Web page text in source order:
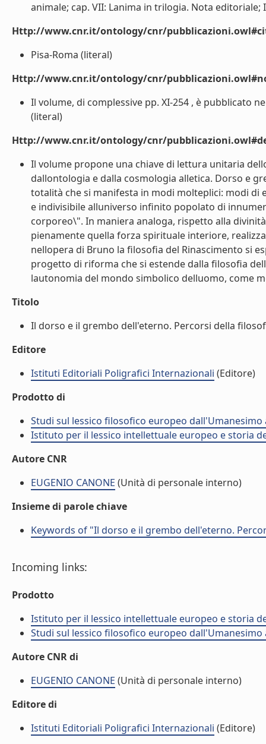
animale; cap. VII: Lanima in trilogia. Nota
Http://www.cnr.it/ontology/cnr/
Pisa-Roma (literal)
Http://www.cnr.it/ontology/cnr/
Il volume, di complessive pp. XI-254 , è pubblicato
(literal)
Http://www.cnr.it/ontology/cnr/
Il volume propone una chiave di lettura unitaria
dallontologia e dalla cosmologia alletica. Dorso e
totalità che si manifesta in modi molteplici: modi di
e indivisibile alluniverso infinito popolato di
corporeo\". In maniera analoga, rispetto alla
pienamente quella forza spirituale interiore,
nellopera di Bruno la filosofia del Rinascimento si
progetto di riforma che si estende dalla filosofia
lautonomia del mondo simbolico delluomo, come
Titolo
Il dorso e il grembo dell'eterno. Percorsi della
Editore
Istituti Editoriali Poligrafici Internazionali (Editore)
Prodotto di
Studi sul lessico filosofico europeo dall'Umanesimo
Istituto per il lessico intellettuale europeo e storia
Autore CNR
EUGENIO CANONE (Unità di personale interno)
Insieme di parole chiave
Keywords of "Il dorso e il grembo dell'eterno.
Incoming links:
Prodotto
Istituto per il lessico intellettuale europeo e storia
Studi sul lessico filosofico europeo dall'Umanesimo
Autore CNR di
EUGENIO CANONE (Unità di personale interno)
Editore di
Istituti Editoriali Poligrafici Internazionali (Editore)